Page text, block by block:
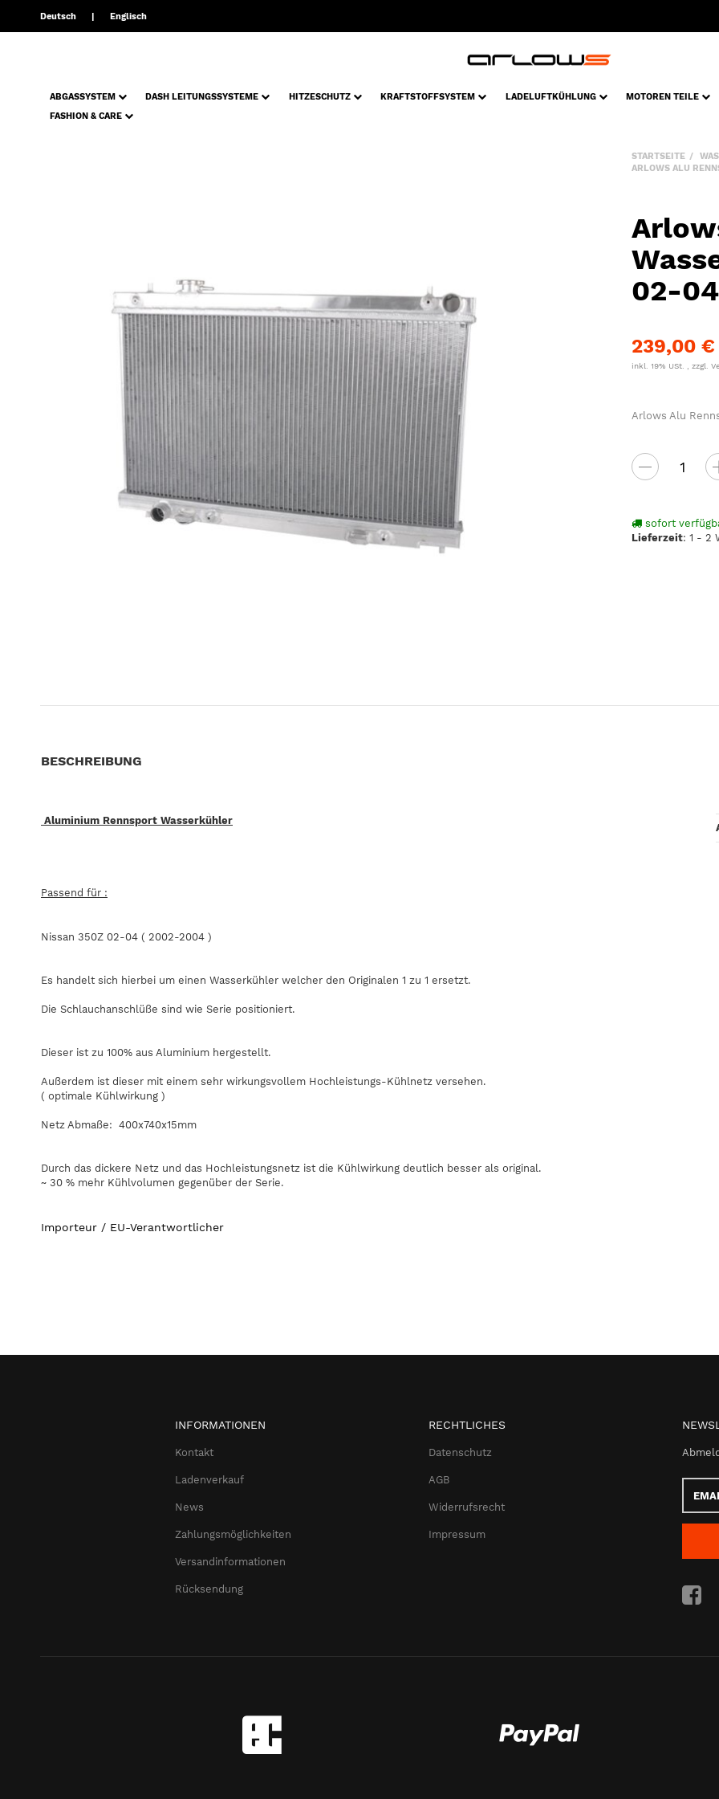
Deutsch Englisch
ABGASSYSTEM DASH LEITUNGSSYSTEME HITZESCHUTZ KRAFTSTOFFSYSTEM LADELUFTKÜHLUNG MOTOREN TEILE
FASHION & CARE
STARTSEITE
ARLOWS ALU
02-
239,00 €
inkl. 19% USt. , zzgl.
Arlows Alu
sofort
Lieferzeit:1 - 2
BESCHREIBUNG
Aluminium Rennsport Wasserkühler
Passend für :
Nissan 350Z 02-04 ( 2002-2004 )
Es handelt sich hierbei um einen Wasserkühler welcher den Originalen 1 zu 1 ersetzt.
Die Schlauchanschlüße sind wie Serie positioniert.
Dieser ist zu 100% aus Aluminium hergestellt.
Außerdem ist dieser mit einem sehr wirkungsvollem Hochleistungs-Kühlnetz versehen.
( optimale Kühlwirkung )
Netz Abmaße: 400x740x15mm
Durch das dickere Netz und das Hochleistungsnetz ist die Kühlwirkung deutlich besser als original.
~ 30 % mehr Kühlvolumen gegenüber der Serie.
Importeur / EU-Verantwortlicher
INFORMATIONEN
Kontakt
Ladenverkauf
News
Zahlungsmöglichkeiten
Versandinformationen
Rücksendung
RECHTLICHES
Datenschutz
AGB
Widerrufsrecht
Impressum